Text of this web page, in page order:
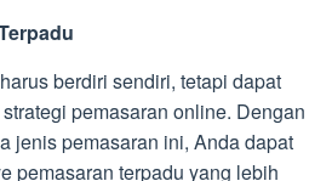
berdiri sendiri, tetapi dapat
pemasaran online. Dengan
jenis pemasaran ini, Anda dapat
pemasaran terpadu yang lebih